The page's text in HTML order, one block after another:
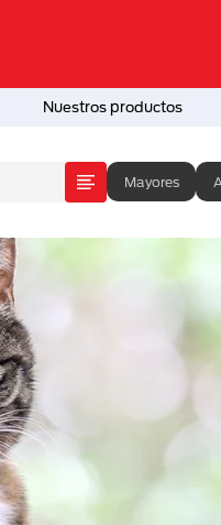
Nuestros productos
Mayores